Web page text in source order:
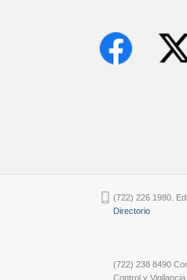
(722) 226 1980.
Directorio
(722) 238 8490
Control y